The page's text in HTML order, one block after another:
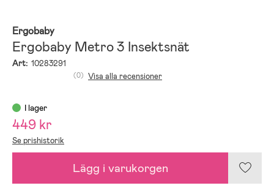
Ergobaby
Ergobaby Metro 3 Insektsnät
Art: 10283291
(0) Visa alla recensioner
I lager
449 kr
Se prishistorik
Lägg i varukorgen